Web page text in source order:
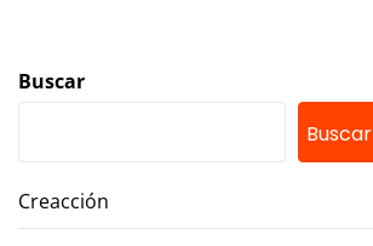
Buscar
Buscar
Creacción